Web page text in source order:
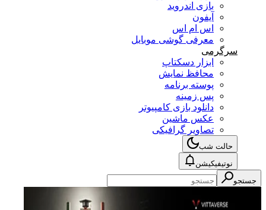
بازی اندروید
آیفون
اس ام اس
معرفی گوشی موبایل
سرگرمی
ابزار دسکتاپ
محافظ نمایش
پوسته برنامه
پس زمینه
دانلود بازی کامپیوتر
عکس ماشین
تصاویر گرافیکی
حالت شب
نوتیفیکیشن
جستجو